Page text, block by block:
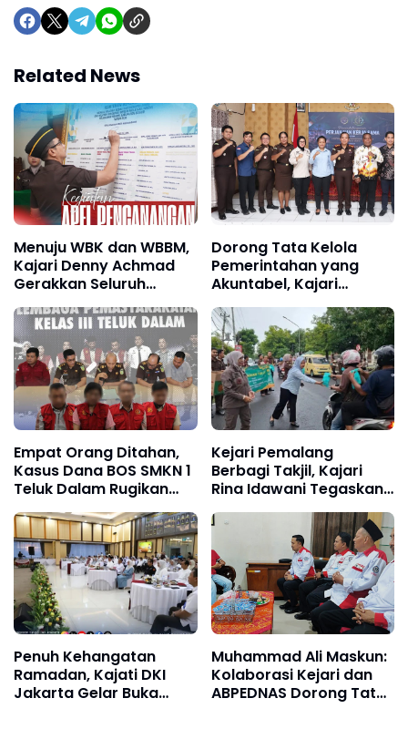
Related News
Menuju WBK dan WBBM,
Kajari Denny Achmad
Gerakkan Seluruh
Pegawai Kejari
Kabupaten Bogor
Dorong Tata Kelola
Pemerintahan yang
Akuntabel, Kajari
Merauke Teken MoU
dengan UPP Kelas III
Agats
Empat Orang Ditahan,
Kasus Dana BOS SMKN 1
Teluk Dalam Rugikan
Negara Miliaran
Kejari Pemalang
Berbagi Takjil, Kajari
Rina Idawani Tegaskan
Kepedulian Sosial
Penuh Kehangatan
Ramadan, Kajati DKI
Jakarta Gelar Buka
Muhammad Ali Maskun:
Kolaborasi Kejari dan
ABPEDNAS Dorong Tata